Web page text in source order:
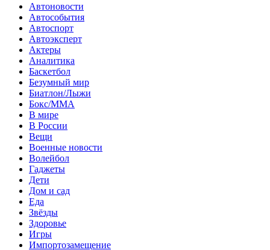
Автоновости
Автособытия
Автоспорт
Автоэксперт
Актеры
Аналитика
Баскетбол
Безумный мир
Биатлон/Лыжи
Бокс/MMA
В мире
В России
Вещи
Военные новости
Волейбол
Гаджеты
Дети
Дом и сад
Еда
Звёзды
Здоровье
Игры
Импортозамещение